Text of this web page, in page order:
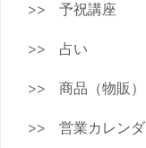
予祝講座
占い
商品（物販）
営業カレン